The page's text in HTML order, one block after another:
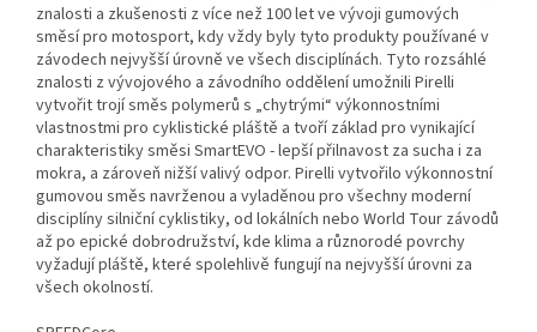
znalosti a zkušenosti z více než 100 let ve vývoji gumových
směsí pro motosport, kdy vždy byly tyto produkty používané v
závodech nejvyšší úrovně ve všech disciplínách. Tyto rozsáhlé
znalosti z vývojového a závodního oddělení umožnili Pirelli
vytvořit trojí směs polymerů s „chytrými“ výkonnostními
vlastnostmi pro cyklistické pláště a tvoří základ pro vynikající
charakteristiky směsi SmartEVO - lepší přilnavost za sucha i za
mokra, a zároveň nižší valivý odpor. Pirelli vytvořilo výkonnostní
gumovou směs navrženou a vyladěnou pro všechny moderní
disciplíny silniční cyklistiky, od lokálních nebo World Tour závodů
až po epické dobrodružství, kde klima a různorodé povrchy
vyžadují pláště, které spolehlivě fungují na nejvyšší úrovni za
všech okolností.